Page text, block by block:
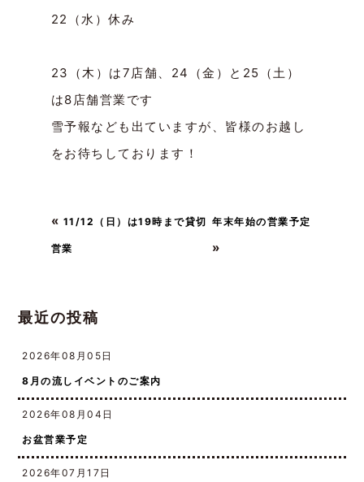
【唐揚げ居酒屋 こち達】
23（木）は7店舗、24（金）と25（土）
は8店舗営業です
雪予報なども出ていますが、皆様のお越し
« 11/12（日）は19時まで貸切
2026年08月05日
8月の流しイベントのご案内
2026年08月04日
お盆営業予定